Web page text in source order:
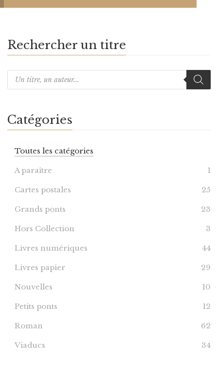
Rechercher un titre
Catégories
Toutes les catégories
A paraître 1
Cartes postales 25
Grands ponts 23
Hors Collection 3
Livres numériques 44
Livres papier 29
Nouvelles 10
Petits ponts 12
Roman 62
Viaducs 34